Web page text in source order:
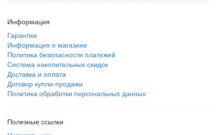
Информация
Гарантии
Информация о магазине
Политика безопасности платежей
Система накопительных скидок
Доставка и оплата
Договор купли-продажи
Политика обработки персональных данных
Полезные ссылки